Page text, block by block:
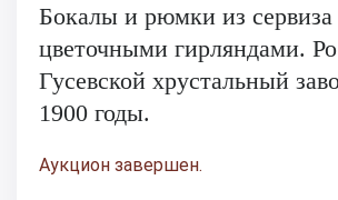
Бокалы и рюмки из сервиза
цветочными гирляндами.
Гусевской хрустальный
1900 годы.
Аукцион завершен.